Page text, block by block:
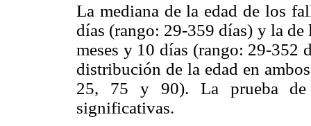
La mediana de la edad de los
días (rango: 29-359 días) y la
meses y 10 días (rango: 29-352
distribución de la edad en
25, 75 y 90). La prueba de
significativas.